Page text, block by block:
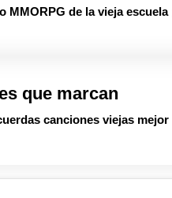
MMORPG de la vieja
que marcan
canciones viejas